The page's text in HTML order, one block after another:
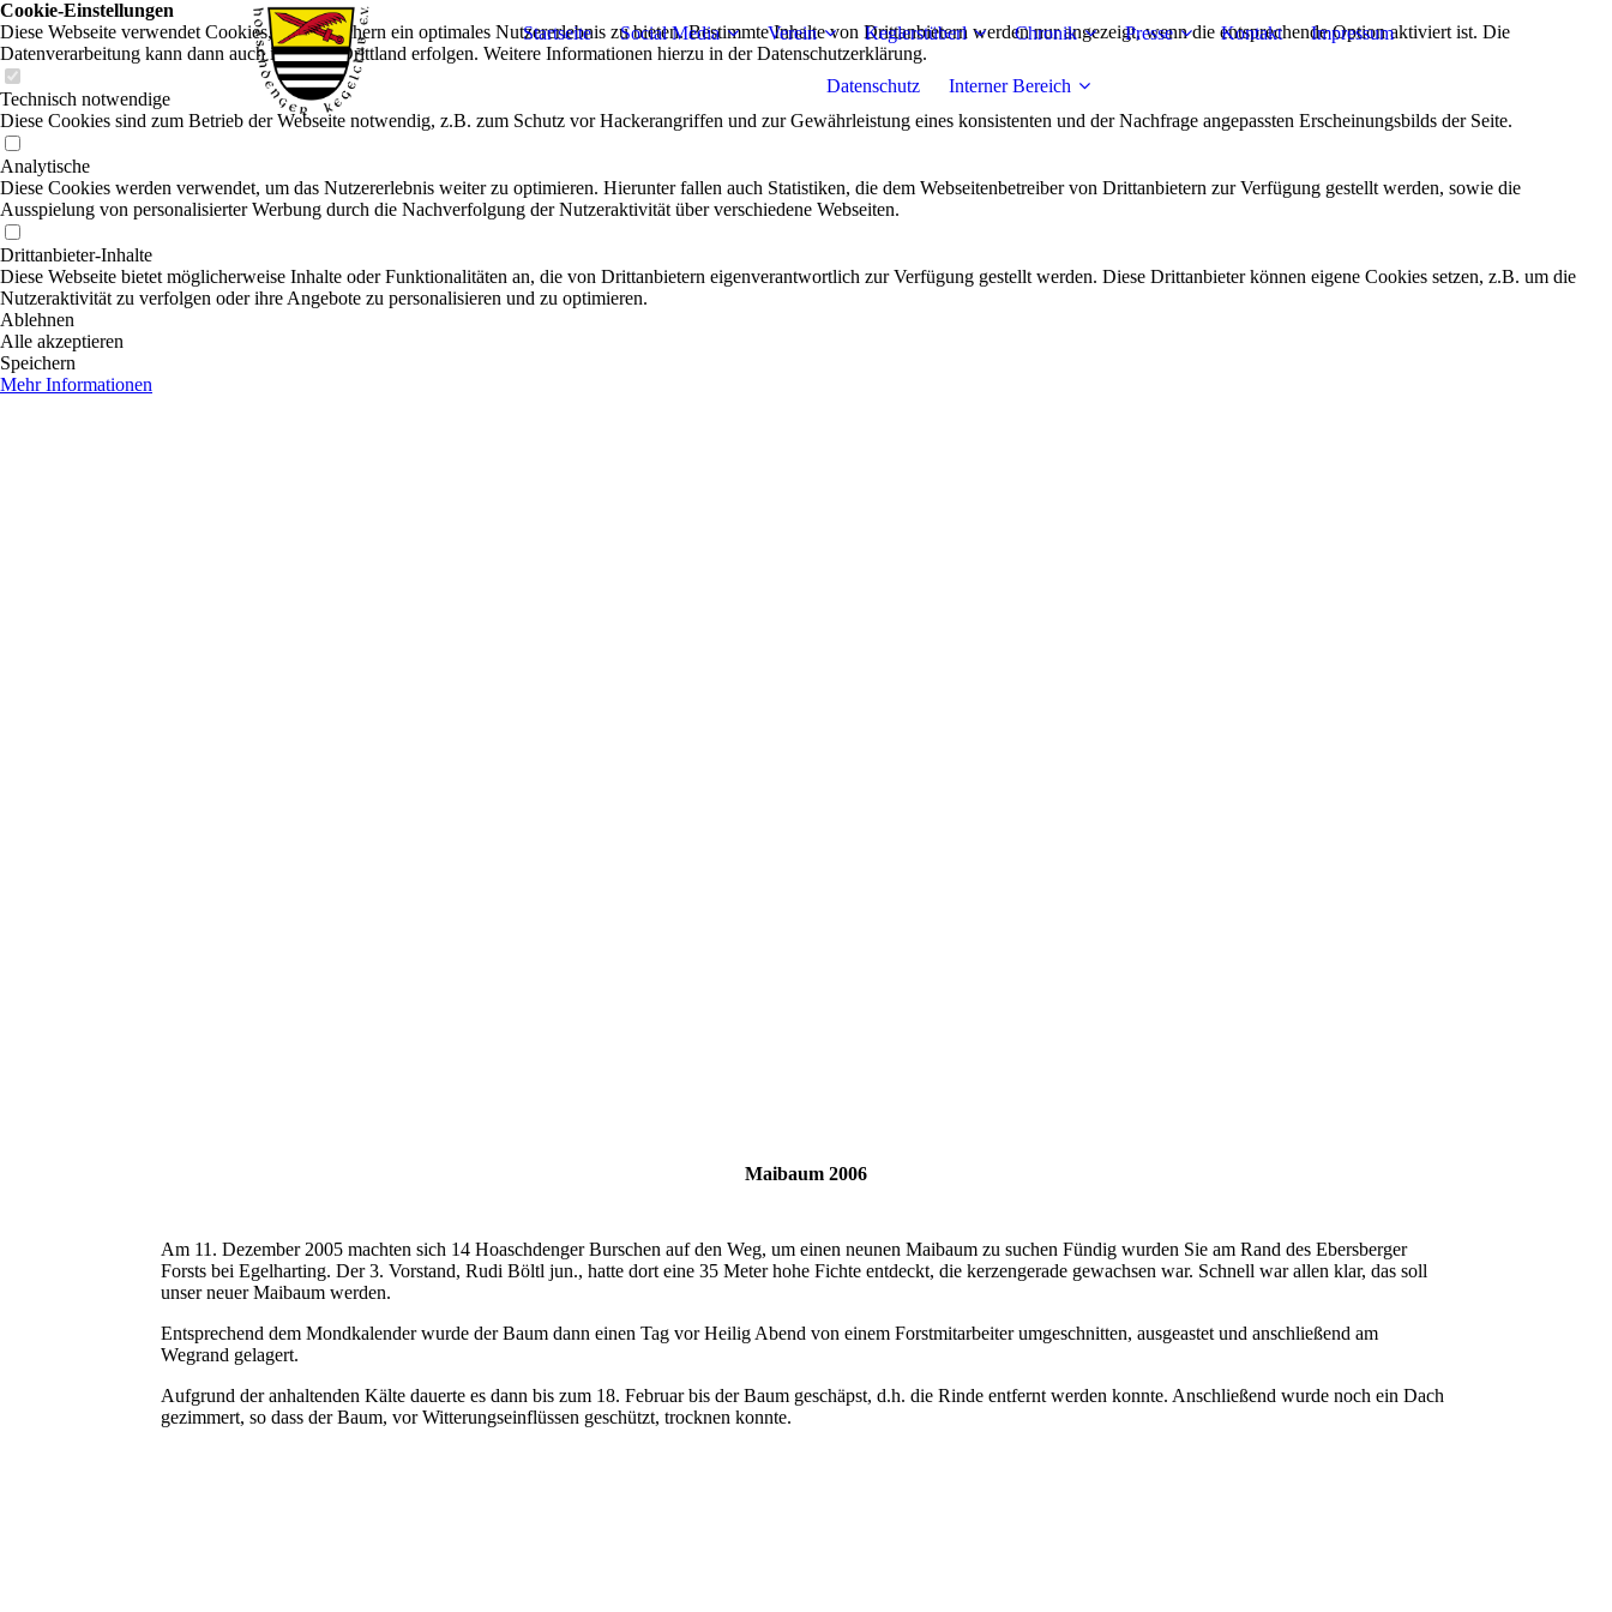
Startseite Social Media Verein Keglerstüberl Chronik Presse Kontakt Impressum
Datenschutz Interner Bereich
Maibaum 2006
Am 11. Dezember 2005 machten sich 14 Hoaschdenger Burschen auf den Weg, um einen neunen Maibaum zu suchen Fündig wurden Sie am Rand des Ebersberger
Forsts bei Egelharting. Der 3. Vorstand, Rudi Böltl jun., hatte dort eine 35 Meter hohe Fichte entdeckt, die kerzengerade gewachsen war. Schnell war allen klar, das soll
unser neuer Maibaum werden.
Entsprechend dem Mondkalender wurde der Baum dann einen Tag vor Heilig Abend von einem Forstmitarbeiter umgeschnitten, ausgeastet und anschließend am
Wegrand gelagert.
Aufgrund der anhaltenden Kälte dauerte es dann bis zum 18. Februar bis der Baum geschäpst, d.h. die Rinde entfernt werden konnte. Anschließend wurde noch ein Dach
gezimmert, so dass der Baum, vor Witterungseinflüssen geschützt, trocknen konnte.
Cookie-Einstellungen
Diese Webseite verwendet Cookies, um Besuchern ein optimales Nutzererlebnis zu bieten. Bestimmte Inhalte von Drittanbietern werden nur angezeigt, wenn die entsprechende Option aktiviert ist. Die
Datenverarbeitung kann dann auch in einem Drittland erfolgen. Weitere Informationen hierzu in der Datenschutzerklärung.
Technisch notwendige
Diese Cookies sind zum Betrieb der Webseite notwendig, z.B. zum Schutz vor Hackerangriffen und zur Gewährleistung eines konsistenten und der Nachfrage angepassten Erscheinungsbilds der Seite.
Analytische
Diese Cookies werden verwendet, um das Nutzererlebnis weiter zu optimieren. Hierunter fallen auch Statistiken, die dem Webseitenbetreiber von Drittanbietern zur Verfügung gestellt werden, sowie die
Ausspielung von personalisierter Werbung durch die Nachverfolgung der Nutzeraktivität über verschiedene Webseiten.
Drittanbieter-Inhalte
Diese Webseite bietet möglicherweise Inhalte oder Funktionalitäten an, die von Drittanbietern eigenverantwortlich zur Verfügung gestellt werden. Diese Drittanbieter können eigene Cookies setzen, z.B. um die
Nutzeraktivität zu verfolgen oder ihre Angebote zu personalisieren und zu optimieren.
Ablehnen
Alle akzeptieren
Speichern
Mehr Informationen